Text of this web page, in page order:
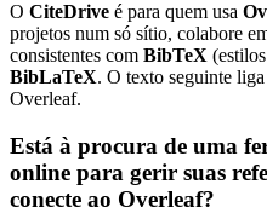
O CiteDrive é para quem usa
projetos num só sítio, colabore
consistentes com BibTeX (estilos
BibLaTeX. O texto seguinte
Overleaf.
Está à procura de uma
online para gerir suas
conecte ao Overleaf?